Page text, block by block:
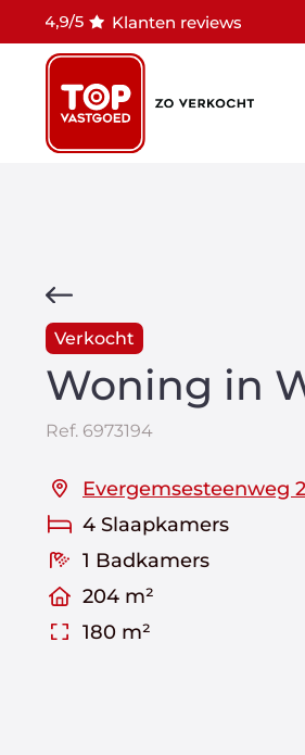
Klanten reviews
Verkocht
Woning in
Ref. 6973194
Evergemsesteenweg
4 Slaapkamers
1 Badkamers
204 m²
180 m²